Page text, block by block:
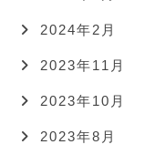
2024年2月
2023年11月
2023年10月
2023年8月